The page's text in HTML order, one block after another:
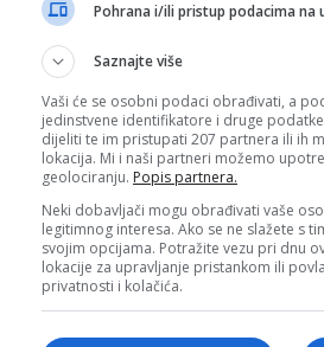
Pohrana i/ili pristup podacima na
Saznajte više
Vaši će se osobni podaci obrađivati, a
jedinstvene identifikatore i druge
dijeliti te im pristupati 207 partnera ili ih
lokacija. Mi i naši partneri možemo
geolociranju. Popis partnera.
Neki dobavljači mogu obrađivati vaše
legitimnog interesa. Ako se ne slažete s
svojim opcijama. Potražite vezu pri dnu
lokacije za upravljanje pristankom ili
privatnosti i kolačića.